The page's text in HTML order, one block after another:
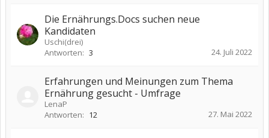
Die Ernährungs.Docs suchen neue
Kandidaten
Uschi(drei)
Antworten: 3 24. Juli 2022
Erfahrungen und Meinungen zum Thema
Ernährung gesucht - Umfrage
LenaP
Antworten: 12 27. Mai 2022